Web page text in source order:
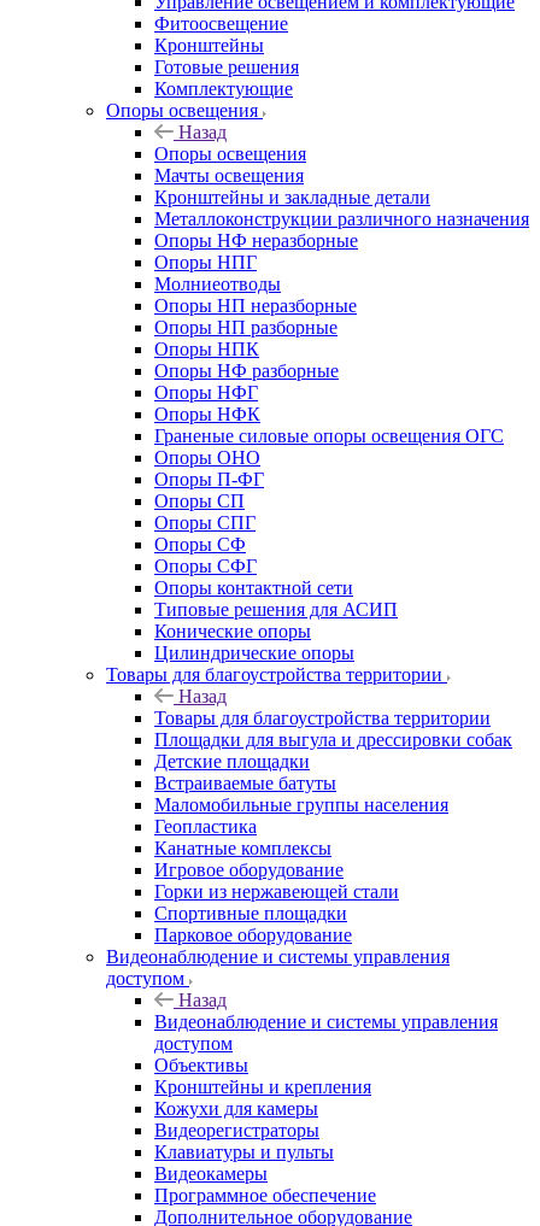
Фитоосвещение
Кронштейны
Готовые решения
Комплектующие
Опоры освещения
Назад
Опоры освещения
Мачты освещения
Кронштейны и закладные детали
Металлоконструкции различного назначения
Опоры НФ неразборные
Опоры НПГ
Молниеотводы
Опоры НП неразборные
Опоры НП разборные
Опоры НПК
Опоры НФ разборные
Опоры НФГ
Опоры НФК
Граненые силовые опоры освещения ОГС
Опоры ОНО
Опоры П-ФГ
Опоры СП
Опоры СПГ
Опоры СФ
Опоры СФГ
Опоры контактной сети
Типовые решения для АСИП
Конические опоры
Цилиндрические опоры
Товары для благоустройства территории
Назад
Товары для благоустройства территории
Площадки для выгула и дрессировки собак
Детские площадки
Встраиваемые батуты
Маломобильные группы населения
Геопластика
Канатные комплексы
Игровое оборудование
Горки из нержавеющей стали
Спортивные площадки
Парковое оборудование
Видеонаблюдение и системы управления
доступом
Назад
Видеонаблюдение и системы управления
доступом
Объективы
Кронштейны и крепления
Кожухи для камеры
Видеорегистраторы
Клавиатуры и пульты
Видеокамеры
Программное обеспечение
Дополнительное оборудование